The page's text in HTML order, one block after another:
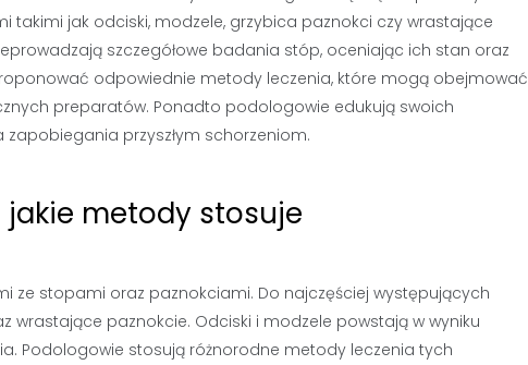
jak odciski, modzele, grzybica paznokci czy wrastające
szczegółowe badania stóp, oceniając ich stan oraz
odpowiednie metody leczenia, które mogą obejmować
preparatów. Ponadto podologowie edukują swoich
przyszłym schorzeniom.
metody stosuje
ze stopami oraz paznokciami. Do najczęściej występujących
wrastające paznokcie. Odciski i modzele powstają w wyniku
Podologowie stosują różnorodne metody leczenia tych